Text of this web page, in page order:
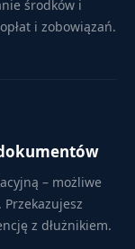
środków i
i zobowiązań.
– możliwe
z dłużnikiem.